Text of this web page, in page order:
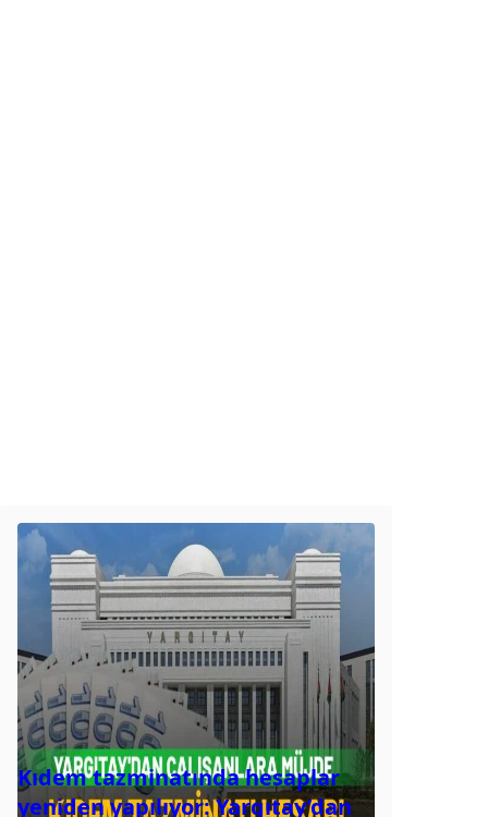
Kıdem tazminatında hesaplar
yeniden yapılıyor: Yargıtay’dan